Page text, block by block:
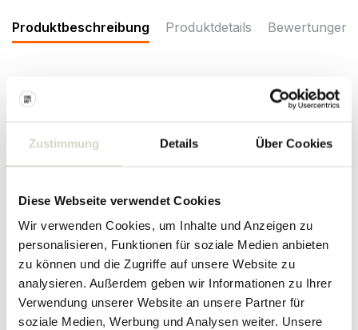
Zustimmung Details Über Cookies
Diese Webseite verwendet Cookies
Wir verwenden Cookies, um Inhalte und Anzeigen zu
personalisieren, Funktionen für soziale Medien anbieten
zu können und die Zugriffe auf unsere Website zu
analysieren. Außerdem geben wir Informationen zu Ihrer
Verwendung unserer Website an unsere Partner für
soziale Medien, Werbung und Analysen weiter. Unsere
Produktbeschreibung Produktdetails Bewertungen
Die Bloomingville Bubble Pendelleuchte hat eine runde, weiche
Form aus glänzend grün lackiertem Metall. Das blaue Stoffkabel
Maße: Durchmesser 22 x Höhe 13cm
Material: Metall
Sonstiges: Fassung E14, max. 25 W. Kabellänge 250 cm
PRODUKTDETAILS
Artikelnummer 82062998